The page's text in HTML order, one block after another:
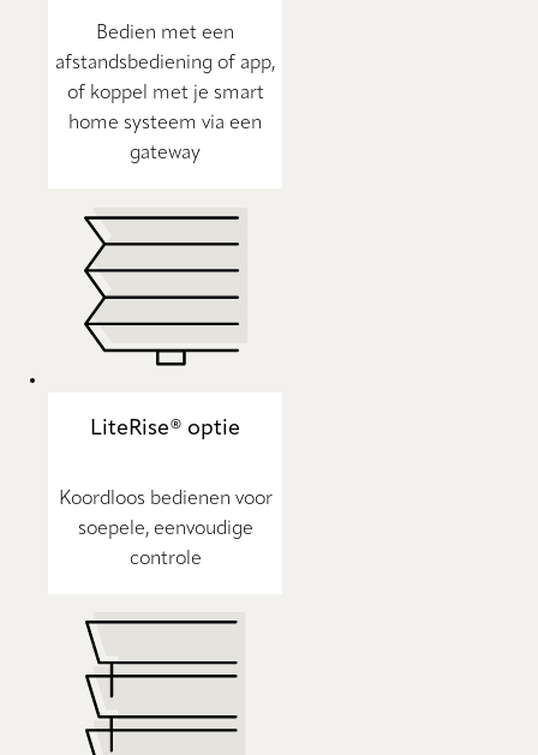
Bedien met een
afstandsbediening of app,
of koppel met je smart
home systeem via een
gateway
LiteRise® optie
Koordloos bedienen voor
soepele, eenvoudige
controle